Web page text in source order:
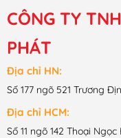
CÔNG TY
PHÁT
Địa chỉ HN:
Số 177 ngõ 521 Trương
Địa chỉ HCM:
Số 11 ngõ 142 Thoại